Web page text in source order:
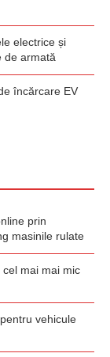
electrice și
de armată
încărcare EV
prin
masinile rulate
mai mai mic
vehicule